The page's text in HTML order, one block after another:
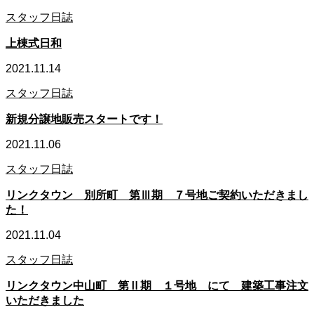
スタッフ日誌
上棟式日和
2021.11.14
スタッフ日誌
新規分譲地販売スタートです！
2021.11.06
スタッフ日誌
リンクタウン 別所町 第Ⅲ期 ７号地ご契約いただきまし
た！
2021.11.04
スタッフ日誌
リンクタウン中山町 第Ⅱ期 １号地 にて 建築工事注文
いただきました